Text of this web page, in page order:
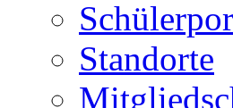
Standorte